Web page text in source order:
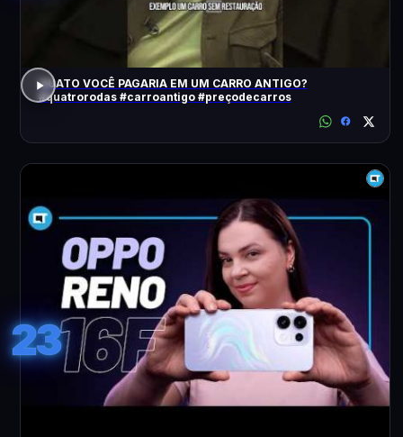
QUATO VOCÊ PAGARIA EM UM CARRO ANTIGO?
#quatrorodas #carroantigo #preçodecarros
23